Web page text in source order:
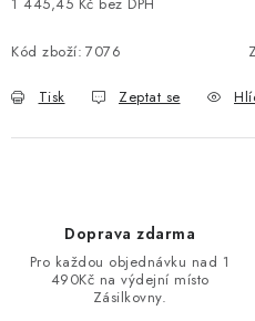
Kód zboží: 7076
Tisk Zeptat se
Doprava zdarma
Pro každou objednávku nad 1
490Kč na výdejní místo
Zásilkovny.